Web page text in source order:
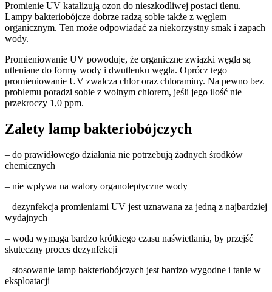
Promienie UV katalizują ozon do nieszkodliwej postaci tlenu.
Lampy bakteriobójcze dobrze radzą sobie także z węglem
organicznym. Ten może odpowiadać za niekorzystny smak i zapach
wody.
Promieniowanie UV powoduje, że organiczne związki węgla są
utleniane do formy wody i dwutlenku węgla. Oprócz tego
promieniowanie UV zwalcza chlor oraz chloraminy. Na pewno bez
problemu poradzi sobie z wolnym chlorem, jeśli jego ilość nie
przekroczy 1,0 ppm.
Zalety lamp bakteriobójczych
– do prawidłowego działania nie potrzebują żadnych środków
chemicznych
– nie wpływa na walory organoleptyczne wody
– dezynfekcja promieniami UV jest uznawana za jedną z najbardziej
wydajnych
– woda wymaga bardzo krótkiego czasu naświetlania, by przejść
skuteczny proces dezynfekcji
– stosowanie lamp bakteriobójczych jest bardzo wygodne i tanie w
eksploatacji